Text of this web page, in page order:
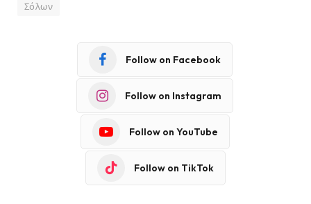
Σόλων
Follow on Facebook
Follow on Instagram
Follow on YouTube
Follow on TikTok